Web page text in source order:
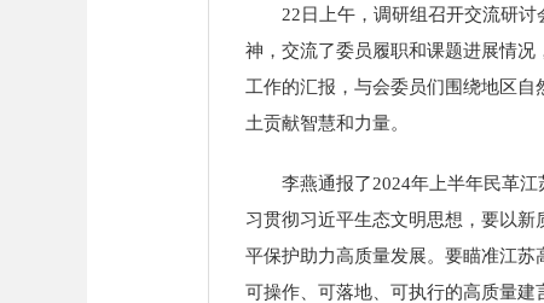
22日上午，调研组召开交流研讨
神，交流了委员履职和课题进展情
工作的汇报，与会委员们围绕地区
土贡献智慧和力量。
李燕通报了2024年上半年民革江
习贯彻习近平生态文明思想，要以
平保护助力高质量发展。要瞄准江
可操作、可落地、可执行的高质量